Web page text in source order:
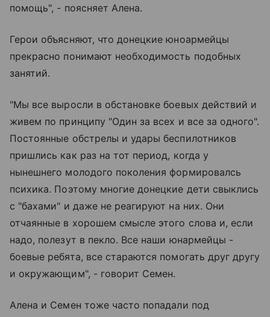
помощь", - поясняет Алена.
Герои объясняют, что донецкие юноармейцы
прекрасно понимают необходимость подобных
занятий.
"Мы все выросли в обстановке боевых действий и
живем по принципу "Один за всех и все за одного".
Постоянные обстрелы и удары беспилотников
пришлись как раз на тот период, когда у
нынешнего молодого поколения формировалсь
психика. Поэтому многие донецкие дети свыклись
с "бахами" и даже не реагируют на них. Они
отчаянные в хорошем смысле этого слова и, если
надо, полезут в пекло. Все наши юнармейцы -
боевые ребята, все стараются помогать друг другу
и окружающим", - говорит Семен.
Алена и Семен тоже часто попадали под